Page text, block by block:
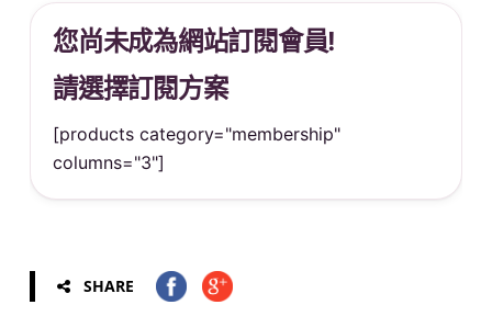
您尚未成為網站訂閱會員!
請選擇訂閱方案
[products category="membership"
columns="3"]
SHARE